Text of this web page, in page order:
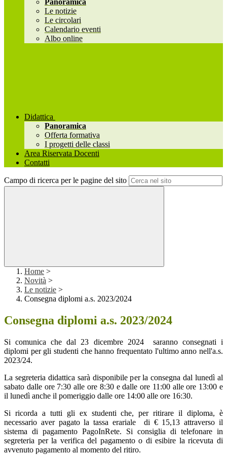
Panoramica
Le notizie
Le circolari
Calendario eventi
Albo online
Didattica
Panoramica
Offerta formativa
I progetti delle classi
Area Riservata Docenti
Contatti
Campo di ricerca per le pagine del sito
Home >
Novità >
Le notizie >
Consegna diplomi a.s. 2023/2024
Consegna diplomi a.s. 2023/2024
Si comunica che dal 23 dicembre 2024
saranno consegnati i
diplomi per gli studenti che hanno frequentato l'ultimo anno nell'a.s.
2023/24.
La segreteria didattica sarà disponibile per la consegna dal lunedì al
sabato dalle ore 7:30 alle ore 8:30 e dalle ore 11:00 alle ore 13:00 e
il lunedì anche il pomeriggio dalle ore 14:00 alle ore 16:30.
Si ricorda a tutti gli ex studenti che, per ritirare il diploma, è
necessario aver pagato la tassa erariale di € 15,13 attraverso il
sistema di pagamento PagoInRete. Si consiglia di telefonare in
segreteria per la verifica del pagamento o di esibire la ricevuta di
avvenuto pagamento al momento del ritiro.